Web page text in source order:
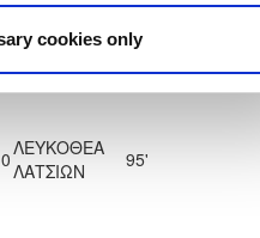
cookies only
0ΛΕΜΕΣΟΥ
87'
0ΛΕΥΚΟΘΕΑ
ΛΑΤΣΙΩΝ
95'